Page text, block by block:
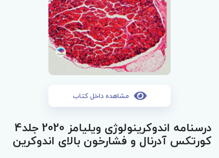
مشاهده داخل کتاب
درسنامه اندوکرینولوژی ویلیامز 2020 جلد4
کورتکس آدرنال و فشارخون بالای اندوکرین